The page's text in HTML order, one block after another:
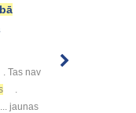
. Tas nav
jaunas